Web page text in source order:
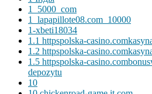
1_5000_com
1_lapapillote08.com_10000
1-xbeti18034
1.1 httpspolska-
1.2 httpspolska-
1.5 httpspolska-
depozytu
10